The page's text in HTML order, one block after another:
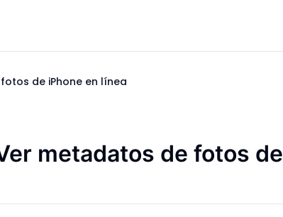
de iPhone en línea
metadatos de fotos de